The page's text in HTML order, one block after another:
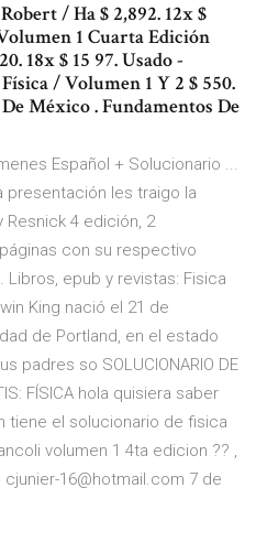
/ Ha $ 2,892. 12x $
1 Cuarta Edición
18x $ 15 97. Usado -
/ Volumen 1 Y 2 $ 550.
México . Fundamentos De
Español + Solucionario ...
presentación les traigo la
Resnick 4 edición, 2
con su respectivo
Libros, epub y revistas: Fisica
King nació el 21 de
de Portland, en el estado
padres so SOLUCIONARIO DE
FÍSICA hola quisiera saber
tiene el solucionario de fisica
volumen 1 4ta edicion ?? ,
16@hotmail.com 7 de